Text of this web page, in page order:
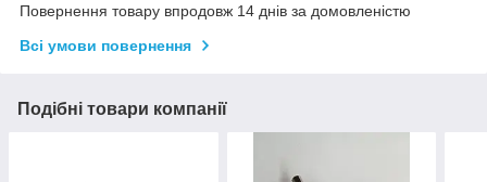
Повернення товару впродовж 14 днів за домовленістю
Всі умови повернення
Подібні товари компанії